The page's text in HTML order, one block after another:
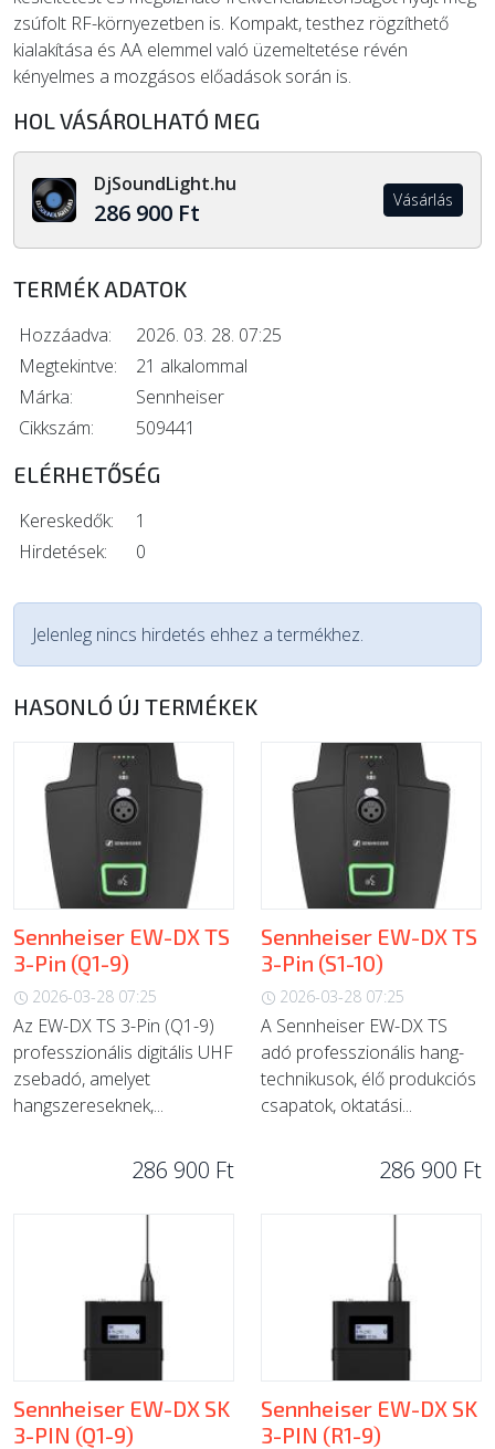
zsúfolt RF-környezetben is. Kompakt, testhez rögzíthető
kialakítása és AA elemmel való üzemeltetése révén
kényelmes a mozgásos előadások során is.
HOL VÁSÁROLHATÓ MEG
DjSoundLight.hu
286 900 Ft Vásárlás
TERMÉK ADATOK
Hozzáadva:
2026. 03. 28. 07:25
Megtekintve:
21 alkalommal
Márka:
Sennheiser
Cikkszám:
509441
ELÉRHETŐSÉG
Kereskedők:
1
Hirdetések:
0
Jelenleg nincs hirdetés ehhez a termékhez.
HASONLÓ ÚJ TERMÉKEK
Sennheiser EW-DX TS
3-Pin (Q1-9)
2026-03-28 07:25
Az EW-DX TS 3-Pin (Q1-9)
professzionális digitális UHF
zsebadó, amelyet
hangszereseknek,...
286 900 Ft
Sennheiser EW-DX TS
3-Pin (S1-10)
2026-03-28 07:25
A Sennheiser EW-DX TS
adó professzionális hang-
technikusok, élő produkciós
csapatok, oktatási...
286 900 Ft
Sennheiser EW-DX SK
3-PIN (Q1-9)
Sennheiser EW-DX SK
3-PIN (R1-9)